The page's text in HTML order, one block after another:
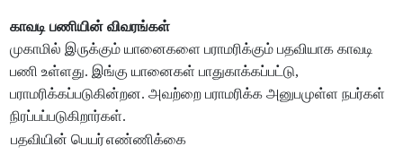
காவடி பணியின் விவரங்கள்
முகாமில் இருக்கும் யானைகளை பராமரிக்கும் பதவியாக காவடி
பணி உள்ளது. இங்கு யானைகள் பாதுகாக்கப்பட்டு,
பராமரிக்கப்படுகின்றன. அவற்றை பராமரிக்க அனுபமுள்ள நபர்கள்
நிரப்பப்படுகிறார்கள்.
பதவியின் பெயர்எண்ணிக்கை